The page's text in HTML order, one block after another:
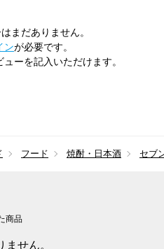
まだありません。
ンが必要です。
ューを記入いただけます。
フード 焼酎・日本酒 セブ
商品
せん。